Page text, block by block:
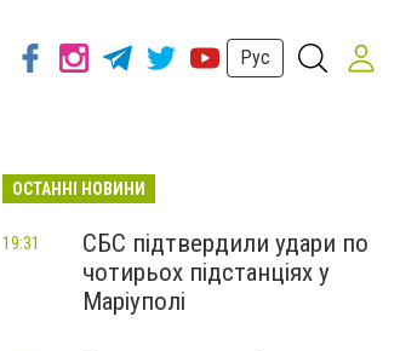
Рус
ОСТАННІ НОВИНИ
СБС підтвердили удари по
чотирьох підстанціях у
Маріуполі
19:31